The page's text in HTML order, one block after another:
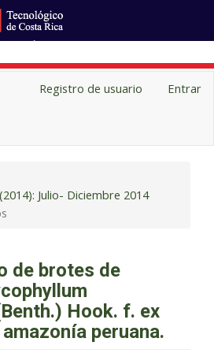
Registro de usuario Entrar
Julio- Diciembre 2014
de brotes de
Hook. f. ex
peruana.